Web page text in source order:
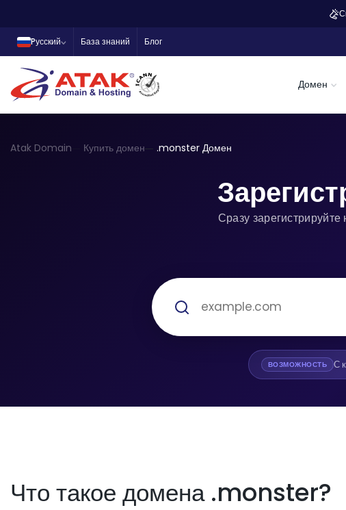
Pусский База знаний Блог
Домен
Atak Domain Купить домен .monster Домен
Сразу
ВОЗМОЖНОСТЬ С
Что такое домена .monster?